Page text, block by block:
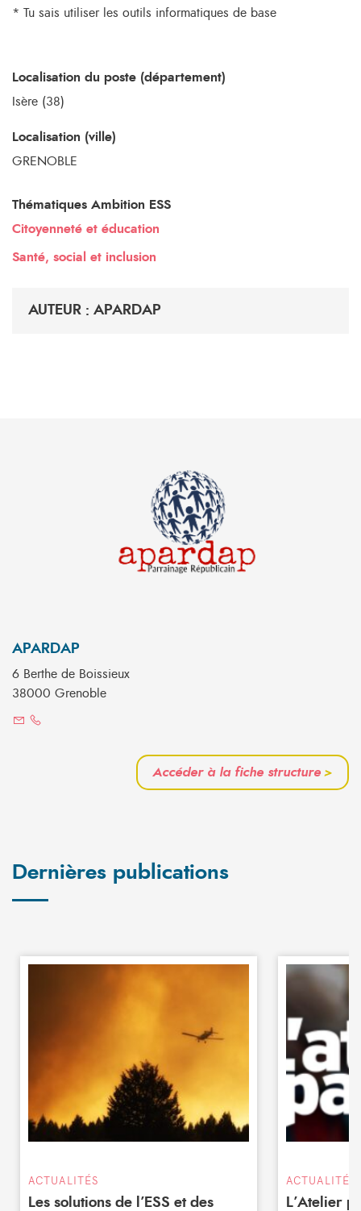
* Tu sais utiliser les outils informatiques de base
Localisation du poste (département)
Isère (38)
Localisation (ville)
GRENOBLE
Thématiques Ambition ESS
Citoyenneté et éducation
Santé, social et inclusion
AUTEUR : APARDAP
APARDAP
6 Berthe de Boissieux
38000 Grenoble
Accéder à la fiche structure>
Dernières publications
ACTUALITÉS
Les solutions de l’ESS et des
ACTUALITÉS
L’Atelier